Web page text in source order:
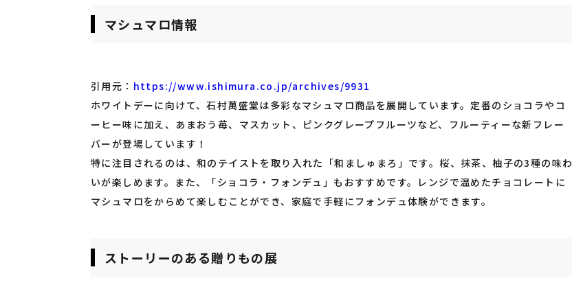
マシュマロ情報
引用元： https://www.ishimura.co.jp/archives/9931
ホワイトデーに向けて、石村萬盛堂は多彩なマシュマロ商品を展開しています。定番のショコラやコ
ーヒー味に加え、あまおう苺、マスカット、ピンクグレープフルーツなど、フルーティーな新フレー
バーが登場しています！
特に注目されるのは、和のテイストを取り入れた「和ましゅまろ」です。桜、抹茶、柚子の3種の味わ
いが楽しめます。また、「ショコラ・フォンデュ」もおすすめです。レンジで温めたチョコレートに
マシュマロをからめて楽しむことができ、家庭で手軽にフォンデュ体験ができます。
ストーリーのある贈りもの展